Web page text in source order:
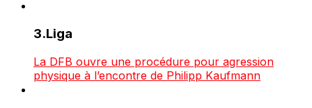
3.Liga
La DFB ouvre une procédure pour agression
physique à l’encontre de Philipp Kaufmann